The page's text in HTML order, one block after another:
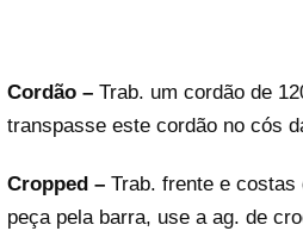
Cordão – Trab. um cordão de
transpasse este cordão no cós
Cropped – Trab. frente e
peça pela barra, use a ag. de